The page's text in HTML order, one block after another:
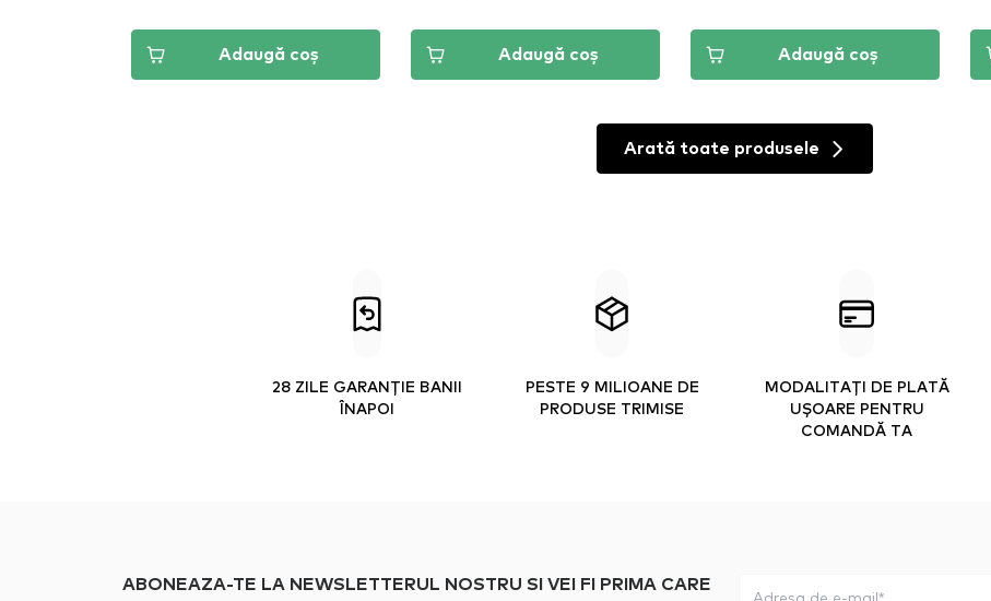
Adaugă coș Adaugă coș Adaugă coș
Arată toate produsele
28 ZILE GARANȚIE BANII
ÎNAPOI
PESTE 9 MILIOANE DE
PRODUSE TRIMISE
MODALITAȚI DE PLATĂ
UȘOARE PENTRU
COMANDĂ TA
ABONEAZA-TE LA NEWSLETTERUL NOSTRU SI VEI FI PRIMA CARE